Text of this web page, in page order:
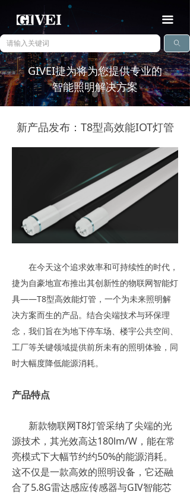
GIVEI捷为将为您提供专业的
智能照明解决方案
ꅀ 查看详情
ꄠ
끀
新产品发布：T8型高效能IOT灯管
在今天这个追求效率和可持续性的时代，
捷为自豪地宣布推出其创新性的物联网智能灯
具——T8型高效能灯管，一个为未来照明解
决方案而生的产品。结合尖端技术与环保理
念，我们旨在为地下停车场、楼宇公共空间、
工厂等关键领域提供前所未有的照明体验，同
时大幅度降低能源消耗。
产品特点
新款物联网T8灯管采纳了尖端的光
源技术，其光效高达180lm/W，能在常
亮模式下大幅节约约50%的能源消耗。
这不仅是一款高效的照明设备，它还融
合了5.8G雷达感应传感器与GIV智能芯